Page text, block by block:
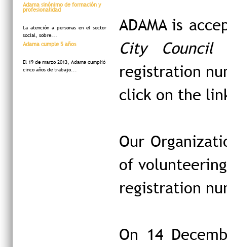
ADAMA is
City Council
registration
click on the
Our
of
registration
On 14
Adama sinónimo de formación y
profesionalidad
La atención a personas en el sector
social, sobre...
Adama cumple 5 años
El 19 de marzo 2013, Adama cumplió
cinco años de trabajo...